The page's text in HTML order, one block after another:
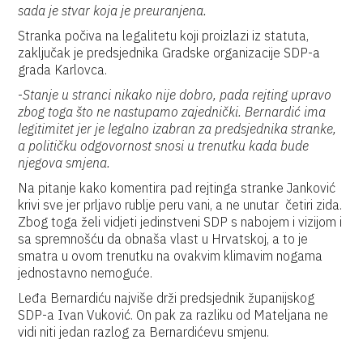
sada je stvar koja je preuranjena.
Stranka počiva na legalitetu koji proizlazi iz statuta,
zaključak je predsjednika Gradske organizacije SDP-a
grada Karlovca.
-Stanje u stranci nikako nije dobro, pada rejting upravo
zbog toga što ne nastupamo zajednički. Bernardić ima
legitimitet jer je legalno izabran za predsjednika stranke,
a političku odgovornost snosi u trenutku kada bude
njegova smjena.
Na pitanje kako komentira pad rejtinga stranke Janković
krivi sve jer prljavo rublje peru vani, a ne unutar četiri zida.
Zbog toga želi vidjeti jedinstveni SDP s nabojem i vizijom i
sa spremnošću da obnaša vlast u Hrvatskoj, a to je
smatra u ovom trenutku na ovakvim klimavim nogama
jednostavno nemoguće.
Leđa Bernardiću najviše drži predsjednik županijskog
SDP-a Ivan Vuković. On pak za razliku od Mateljana ne
vidi niti jedan razlog za Bernardićevu smjenu.